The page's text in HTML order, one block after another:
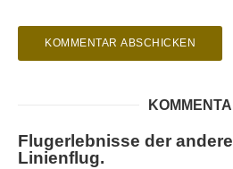
Flugerlebnisse der
Linienflug.